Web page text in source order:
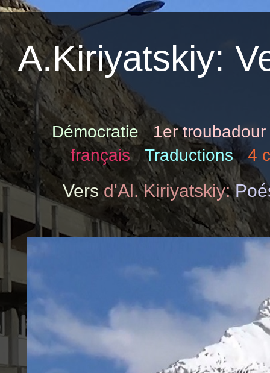
A.Kiriyatskiy:
Démocratie
1er troubadour
français
Traductions 4
Versd'Al. Kiriyatskiy: